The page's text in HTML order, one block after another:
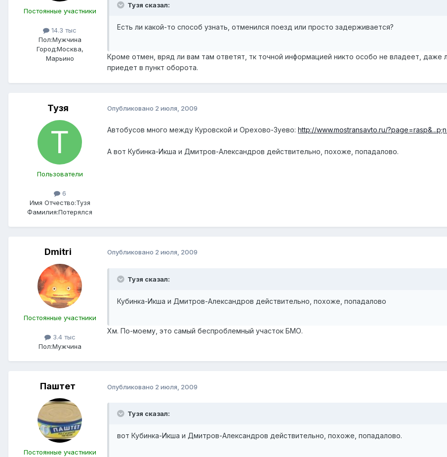
Постоянные участники
14.3 тыс
Пол:Мужчина
Город:Москва,
Марьино
Тузя сказал:
Есть ли какой-то способ узнать, отменился поезд или просто задерживается?
Кроме отмен, вряд ли вам там ответят, тк точной информацией никто особо не владеет, даже
приедет в пункт оборота.
Тузя
Пользователи
6
Имя Отчество:Тузя
Фамилия:Потерялся
Опубликовано 2 июля, 2009
Автобусов много между Куровской и Орехово-Зуево: http://www.mostransavto.ru/
А вот Кубинка-Икша и Дмитров-Александров действительно, похоже, попадалово.
Dmitri
Постоянные участники
3.4 тыс
Пол:Мужчина
Опубликовано 2 июля, 2009
Тузя сказал:
Кубинка-Икша и Дмитров-Александров действительно, похоже, попадалово
Хм. По-моему, это самый беспроблемный участок БМО.
Паштет
Постоянные участники
Опубликовано 2 июля, 2009
Тузя сказал:
вот Кубинка-Икша и Дмитров-Александров действительно, похоже, попадалово.